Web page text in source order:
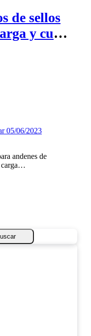
de sellos
y cuál
05/06/2023
carga…